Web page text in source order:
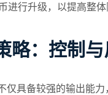
进行升级，以提高整
略：控制
仅具备较强的输出能